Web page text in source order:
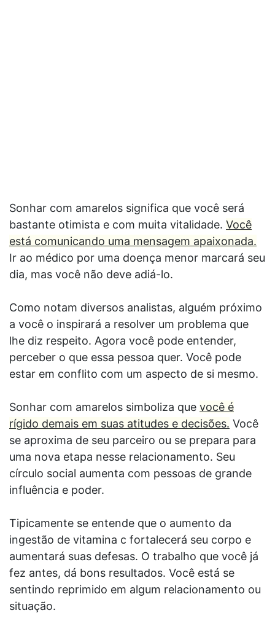
Sonhar com amarelos significa que você será
bastante otimista e com muita vitalidade. Você
está comunicando uma mensagem apaixonada.
Ir ao médico por uma doença menor marcará seu
dia, mas você não deve adiá-lo.
Como notam diversos analistas, alguém próximo
a você o inspirará a resolver um problema que
lhe diz respeito. Agora você pode entender,
perceber o que essa pessoa quer. Você pode
estar em conflito com um aspecto de si mesmo.
Sonhar com amarelos simboliza que você é
rígido demais em suas atitudes e decisões. Você
se aproxima de seu parceiro ou se prepara para
uma nova etapa nesse relacionamento. Seu
círculo social aumenta com pessoas de grande
influência e poder.
Tipicamente se entende que o aumento da
ingestão de vitamina c fortalecerá seu corpo e
aumentará suas defesas. O trabalho que você já
fez antes, dá bons resultados. Você está se
sentindo reprimido em algum relacionamento ou
situação.